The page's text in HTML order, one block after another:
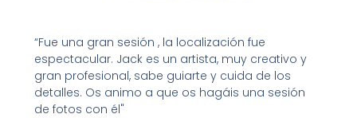
“Fue una gran sesión , la localización fue
espectacular. Jack es un artista, muy creativo y
gran profesional, sabe guiarte y cuida de los
detalles. Os animo a que os hagáis una sesión
de fotos con él"